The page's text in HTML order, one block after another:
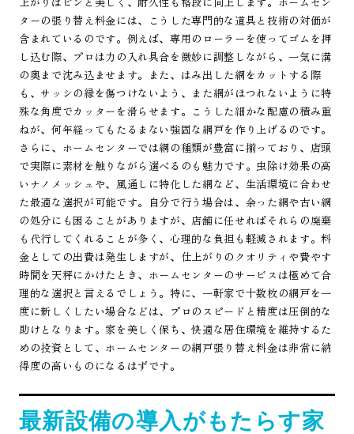
ターの張り替え料金には、こうした専門的な道具と技術の対価が
含まれているのです。例えば、専用のローラーを使ってゴムを押
し込む際、プロは力の入れ具合を微妙に調整しながら、一気に溝
の奥まで沈み込ませます。また、はみ出した網をカットする際
も、サッシの縁を傷つけないよう、また網がほつれないように特
殊な角度でカッターを滑らせます。こうした細かな配慮の積み重
ねが、何年経ってもたるまない強固な網戸を作り上げるのです。
さらに、ホームセンターでは網の種類が豊富に揃っており、店頭
で実際に素材を触りながら選べるのも魅力です。虫除け効果の高
いナノメッシュや、風通しに特化した網など、生活環境に合わせ
た最適な選択が可能です。自分で行う場合は、余った網や古い網
の処分にも困ることがありますが、店舗に任せればそれらの廃棄
も代行してくれることが多く、心理的な負担も軽減されます。料
金としての出費は発生しますが、仕上がりのクオリティや費やす
時間を天秤にかけたとき、ホームセンターのサービスは極めて合
理的な選択と言えるでしょう。特に、一軒家で十数枚の網戸を一
度に新しくしたい場合などは、プロのスピードと精度は圧倒的な
助けとなります。家を美しく保ち、快適な居住環境を維持するた
めの投資として、ホームセンターの網戸張り替え料金は非常に納
得度の高いものになるはずです。
最新設備の導入がもたらす家